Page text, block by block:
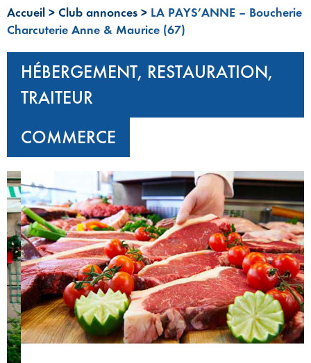
Accueil > Club annonces > LA PAYS’ANNE – Boucherie
Charcuterie Anne & Maurice (67)
HÉBERGEMENT, RESTAURATION,
TRAITEUR
COMMERCE
‹ ›